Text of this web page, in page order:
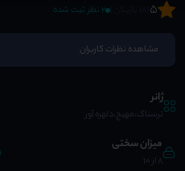
5 2 نظر ثبت شده
مشاهده نظرات کاربران
ژانر
ترسناک،مهیج،دلهره آور
میزان سختی
8 از 10